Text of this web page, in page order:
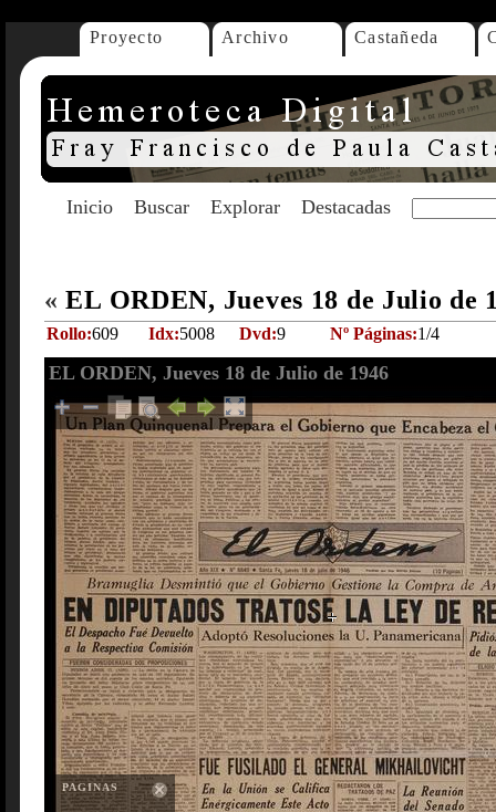
Proyecto Archivo Castañeda
Inicio Buscar Explorar Destacadas
« EL ORDEN, Jueves 18 de Julio de
Rollo:609 Idx:5008 Dvd:9 Nº Páginas:1/4
EL ORDEN, Jueves 18 de Julio de 1946
PAGINAS